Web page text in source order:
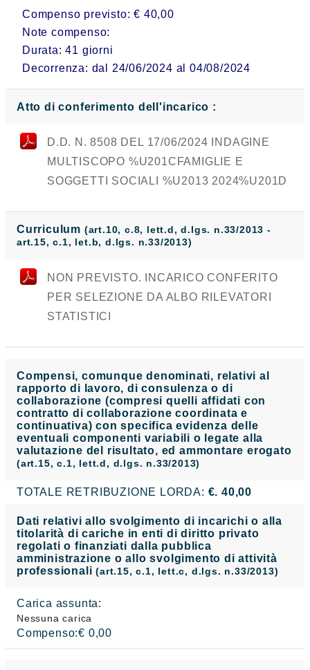
Compenso previsto: € 40,00
Note compenso:
Durata: 41 giorni
Decorrenza: dal 24/06/2024 al 04/08/2024
Atto di conferimento dell'incarico :
D.D. N. 8508 DEL 17/06/2024 INDAGINE
MULTISCOPO %U201CFAMIGLIE E
SOGGETTI SOCIALI %U2013 2024%U201D
Curriculum (art.10, c.8, lett.d, d.lgs. n.33/2013 -
art.15, c.1, let.b, d.lgs. n.33/2013)
NON PREVISTO. INCARICO CONFERITO
PER SELEZIONE DA ALBO RILEVATORI
STATISTICI
Compensi, comunque denominati, relativi al
rapporto di lavoro, di consulenza o di
collaborazione (compresi quelli affidati con
contratto di collaborazione coordinata e
continuativa) con specifica evidenza delle
eventuali componenti variabili o legate alla
valutazione del risultato, ed ammontare erogato
(art.15, c.1, lett.d, d.lgs. n.33/2013)
TOTALE RETRIBUZIONE LORDA: €. 40,00
Dati relativi allo svolgimento di incarichi o alla
titolarità di cariche in enti di diritto privato
regolati o finanziati dalla pubblica
amministrazione o allo svolgimento di attività
professionali(art.15, c.1, lett.c, d.lgs. n.33/2013)
Carica assunta:
Nessuna carica
Compenso:€ 0,00